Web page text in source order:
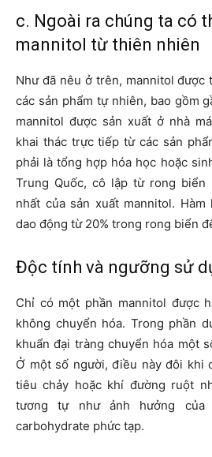
c. Ngoài ra chúng ta có
mannitol từ thiên nhiên
Như đã nêu ở trên, mannitol
các sản phẩm tự nhiên, bao gồm
mannitol được sản xuất ở nhà
khai thác trực tiếp từ các sản
phải là tổng hợp hóa học hoặc
Trung Quốc, cô lập từ rong
nhất của sản xuất mannitol.
dao động từ 20% trong rong biển
Độc tính và ngưỡng sử
Chỉ có một phần mannitol được
không chuyển hóa. Trong phần
khuẩn đại tràng chuyển hóa một
Ở một số người, điều này đôi khi
tiêu chảy hoặc khí đường ruột
tương tự như ảnh hưởng của
carbohydrate phức tạp.